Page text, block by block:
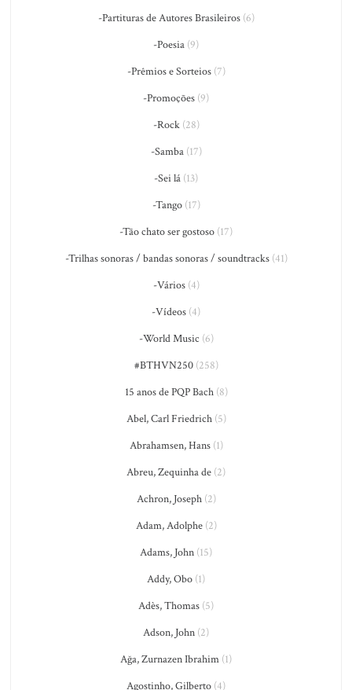
-Partituras de Autores Brasileiros(6)
-Poesia (9)
-Prêmios e Sorteios(7)
-Promoções (9)
-Rock(28)
-Samba(17)
-Sei lá (13)
-Tango(17)
-Tão chato ser gostoso (17)
-Trilhas sonoras / bandas sonoras / soundtracks(41)
-Vários(4)
-Vídeos (4)
-World Music (6)
#BTHVN250(258)
15 anos de PQP Bach(8)
Abel, Carl Friedrich(5)
Abrahamsen, Hans(1)
Abreu, Zequinha de (2)
Achron, Joseph(2)
Adam, Adolphe(2)
Adams, John (15)
Addy, Obo (1)
Adès, Thomas (5)
Adson, John (2)
Ağa, Zurnazen Ibrahim (1)
Agostinho, Gilberto (4)